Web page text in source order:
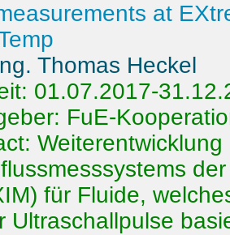
at
Thomas Heckel
01.07.2017-
FuE-
für Fluide,
Ultraschallpulse